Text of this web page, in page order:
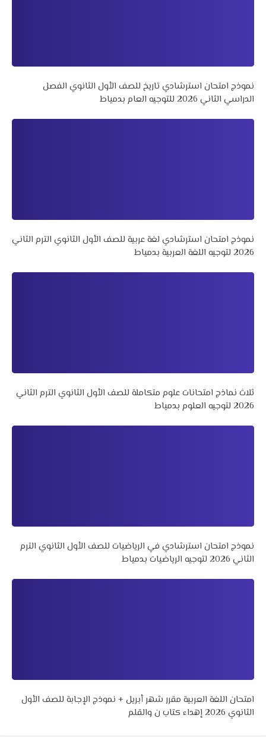
نموذج امتحان استرشادي تاريخ للصف الأول الثانوي الفصل
الدراسي الثاني 2026 للتوجيه العام بدمياط
نموذج امتحان استرشادي لغة عربية للصف الأول الثانوي الترم الثاني
2026 لتوجيه اللغة العربية بدمياط
ثلاث نماذج امتحانات علوم متكاملة للصف الأول الثانوي الترم الثاني
2026 لتوجيه العلوم بدمياط
نموذج امتحان استرشادي في الرياضيات للصف الأول الثانوي الترم
الثاني 2026 لتوجيه الرياضيات بدمياط
امتحان اللغة العربية مقرر شهر أبريل + نموذج الإجابة للصف الأول
الثانوي 2026 إهداء كتاب ن والقلم